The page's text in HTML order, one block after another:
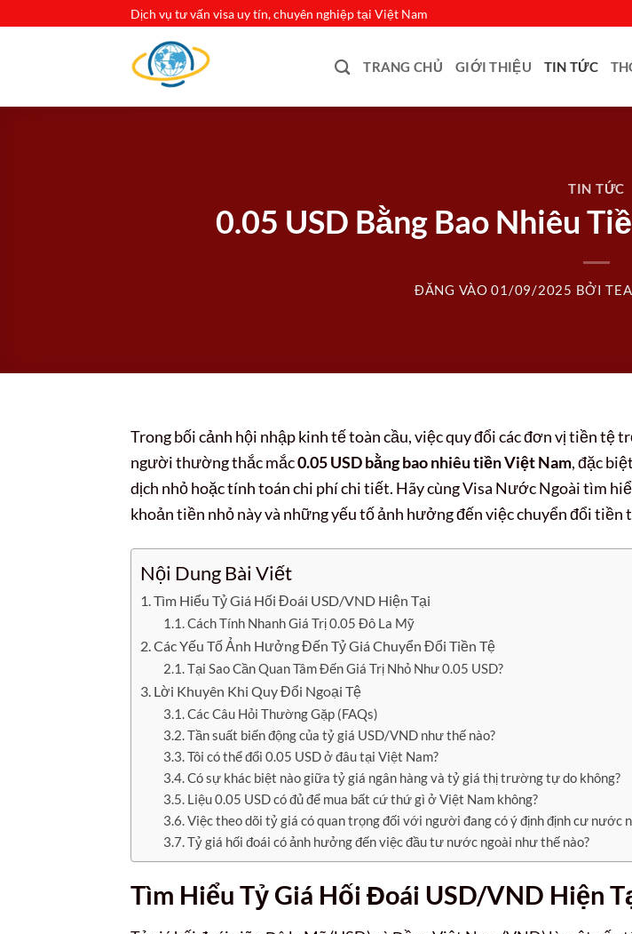
Dịch vụ tư vấn visa uy tín, chuyên nghiệp tại Việt Nam
TRANG CHỦ GIỚI THIỆU TIN TỨC
TIN TỨC
0.05 USD Bằng Bao Nhiêu
ĐĂNG VÀO01/09/2025 BỞI
Trong bối cảnh hội nhập kinh tế toàn cầu, việc quy đổi các đơn vị tiền tệ
người thường thắc mắc0.05 USD bằng bao nhiêu tiền Việt Nam, đặc
dịch nhỏ hoặc tính toán chi phí chi tiết. Hãy cùng Visa Nước Ngoài tìm
khoản tiền nhỏ này và những yếu tố ảnh hưởng đến việc chuyển đổi tiền
Nội Dung Bài Viết
Tìm Hiểu Tỷ Giá Hối Đoái USD/VND Hiện Tại
Cách Tính Nhanh Giá Trị 0.05 Đô La Mỹ
Các Yếu Tố Ảnh Hưởng Đến Tỷ Giá Chuyển Đổi Tiền Tệ
Tại Sao Cần Quan Tâm Đến Giá Trị Nhỏ Như 0.05 USD?
Lời Khuyên Khi Quy Đổi Ngoại Tệ
Các Câu Hỏi Thường Gặp (FAQs)
Tần suất biến động của tỷ giá USD/VND như thế nào?
Tôi có thể đổi 0.05 USD ở đâu tại Việt Nam?
Có sự khác biệt nào giữa tỷ giá ngân hàng và tỷ giá thị trường tự do không?
Liệu 0.05 USD có đủ để mua bất cứ thứ gì ở Việt Nam không?
Việc theo dõi tỷ giá có quan trọng đối với người đang có ý định định cư nước
Tỷ giá hối đoái có ảnh hưởng đến việc đầu tư nước ngoài như thế nào?
Tìm Hiểu Tỷ Giá Hối Đoái USD/VND Hiện